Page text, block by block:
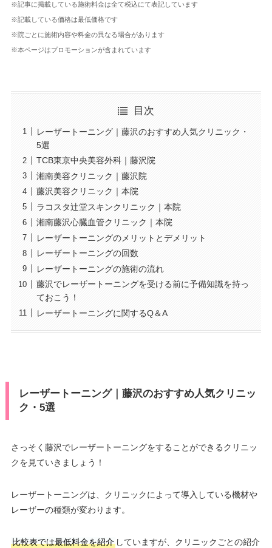
※記事に掲載している施術料金は全て税込にて表記しています
※記載している価格は最低価格です
※院ごとに施術内容や料金の異なる場合があります
※本ページはプロモーションが含まれています
目次
レーザートーニング｜藤沢のおすすめ人気クリニック・
5選
TCB東京中央美容外科｜藤沢院
湘南美容クリニック｜藤沢院
藤沢美容クリニック｜本院
ラコスタ辻堂スキンクリニック｜本院
湘南藤沢心臓血管クリニック｜本院
レーザートーニングのメリットとデメリット
レーザートーニングの回数
レーザートーニングの施術の流れ
藤沢でレーザートーニングを受ける前に予備知識を持っ
ておこう！
レーザートーニングに関するQ＆A
レーザートーニング｜藤沢のおすすめ人気クリニッ
ク・5選
さっそく藤沢でレーザートーニングをすることができるクリニッ
クを見ていきましょう！
レーザートーニングは、クリニックによって導入している機材や
レーザーの種類が変わります。
比較表では最低料金を紹介していますが、クリニックごとの紹介